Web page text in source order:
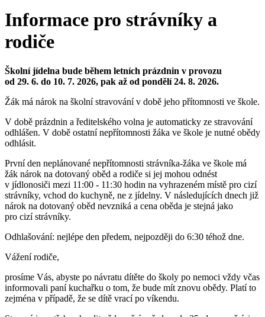
Informace pro strávníky a
rodiče
Školní jídelna bude během letních prázdnin v provozu
od 29. 6. do 10. 7. 2026, pak až od pondělí 24. 8. 2026.
Žák má nárok na školní stravování v době jeho přítomnosti ve škole.
V době prázdnin a ředitelského volna je automaticky ze stravování
odhlášen. V době ostatní nepřítomnosti žáka ve škole je nutné obědy
odhlásit.
První den neplánované nepřítomnosti strávníka-žáka ve škole má
žák nárok na dotovaný oběd a rodiče si jej mohou odnést
v jídlonosiči mezi 11:00 - 11:30 hodin na vyhrazeném místě pro cizí
strávníky, vchod do kuchyně, ne z jídelny. V následujících dnech již
nárok na dotovaný oběd nevzniká a cena oběda je stejná jako
pro cizí strávníky.
Odhlašování: nejlépe den předem, nejpozději do 6:30 téhož dne.
Vážení rodiče,
prosíme Vás, abyste po návratu dítěte do školy po nemoci vždy včas
informovali paní kuchařku o tom, že bude mít znovu obědy. Platí to
zejména v případě, že se dítě vrací po víkendu.